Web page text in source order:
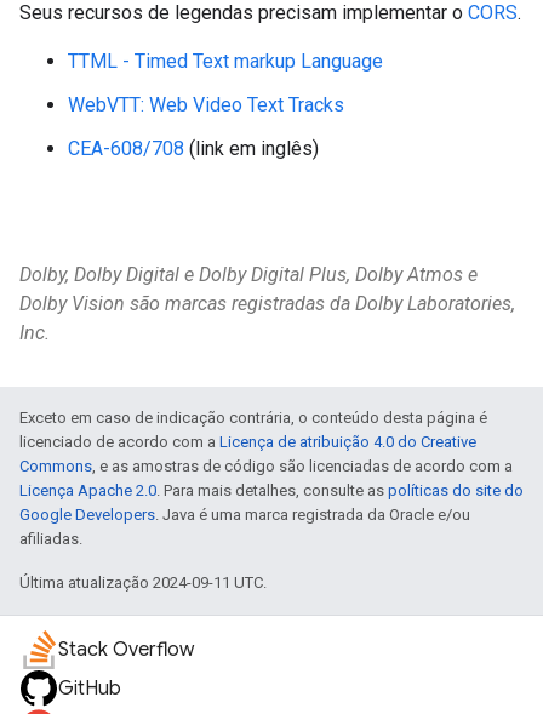
Seus recursos de legendas precisam implementar o CORS.
TTML - Timed Text markup Language
WebVTT: Web Video Text Tracks
CEA-608/708 (link em inglês)
Dolby, Dolby Digital e Dolby Digital Plus, Dolby Atmos e
Dolby Vision são marcas registradas da Dolby Laboratories,
Inc.
Exceto em caso de indicação contrária, o conteúdo desta página é
licenciado de acordo com a Licença de atribuição 4.0 do Creative
Commons, e as amostras de código são licenciadas de acordo com a
Licença Apache 2.0. Para mais detalhes, consulte as políticas do site do
Google Developers. Java é uma marca registrada da Oracle e/ou
afiliadas.
Última atualização 2024-09-11 UTC.
Stack Overflow
GitHub